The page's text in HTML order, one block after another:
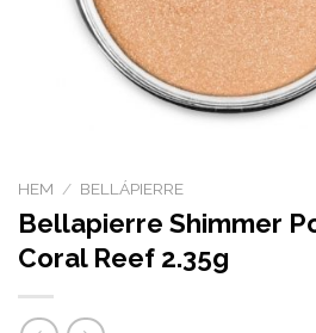
HEM / BELLÁPIERRE
Bellapierre Shimmer
Coral Reef 2.35g